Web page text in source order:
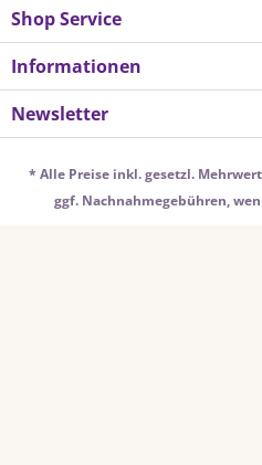
Shop Service
Informationen
Newsletter
* Alle Preise inkl. gesetzl.
ggf. Nachnahmegebühren,